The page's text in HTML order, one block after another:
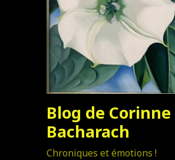
Blog de Corinne
Bacharach
Chroniques et émotions !